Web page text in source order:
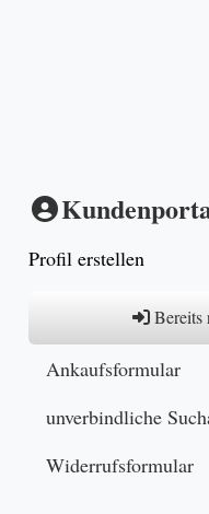
Profil erstellen
Bereits
Ankaufsformular
unverbindliche
Widerrufsformular